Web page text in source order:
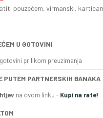
pouzećem, virmanski,
U GOTOVINI
prilikom preuzimanja
PUTEM PARTNERSKIH BANAKA
na ovom linku - Kupi na rate!